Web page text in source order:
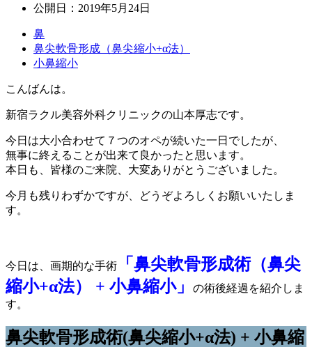
公開日： 2019年5月24日
鼻
鼻尖軟骨形成（鼻尖縮小+α法）
小鼻縮小
こんばんは。
新宿ラクル美容外科クリニックの山本厚志です。
今日は大小合わせて７つのオペが続いた一日でしたが、
無事に終えることが出来て良かったと思います。
本日も、皆様のご来院、大変ありがとうございました。
今月も残りわずかですが、どうぞよろしくお願いいたしま
す。
今日は、画期的な手術
「鼻尖軟骨形成術（鼻尖
縮小+α法） + 小鼻縮小」
の術後経過を紹介しま
す。
鼻尖軟骨形成術(鼻尖縮小+α法) + 小鼻縮